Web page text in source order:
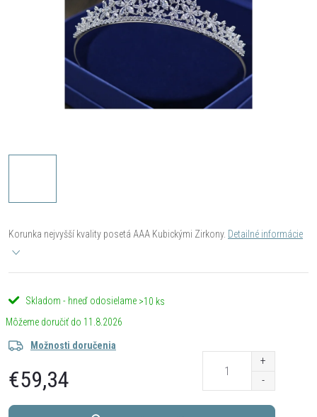
Korunka nejvyšší kvality posetá AAA Kubickými Zirkony. Detailné informácie
Skladom - hneď odosielame >10 ks
11.8.2026
Možnosti doručenia
€59,34